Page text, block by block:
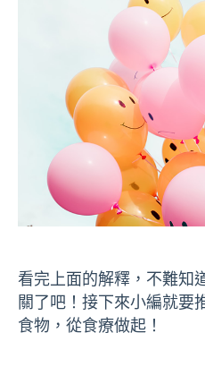
看完上面的解釋，不難知
關了吧！接下來小編就要
食物，從食療做起！